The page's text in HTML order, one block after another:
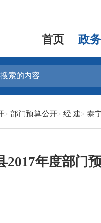
首页 政
部门预算公开 经 建 泰
2017年度部门